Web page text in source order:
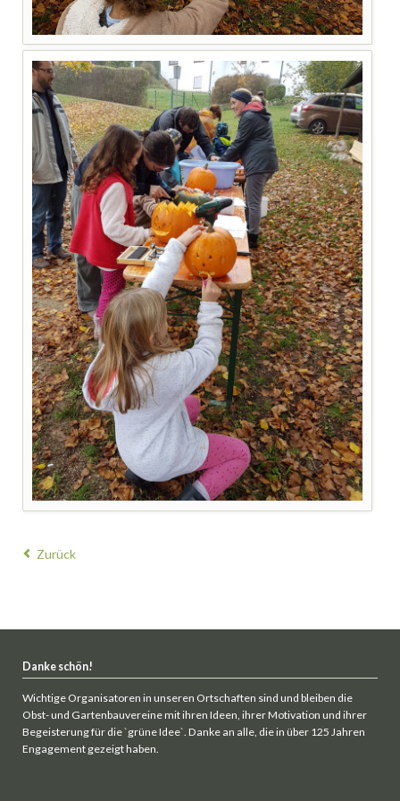
Zurück
Danke schön!
Wichtige Organisatoren in unseren Ortschaften sind und bleiben die
Obst- und Gartenbauvereine mit ihren Ideen, ihrer Motivation und ihrer
Begeisterung für die `grüne Idee`. Danke an alle, die in über 125 Jahren
Engagement gezeigt haben.